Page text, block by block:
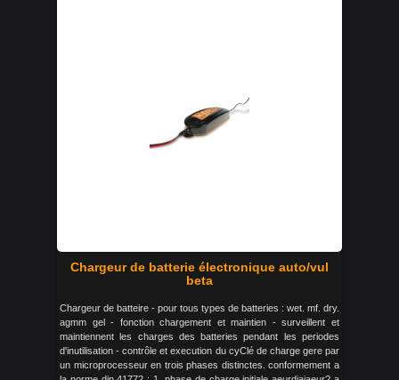
Chargeur de batterie électronique auto/vul
beta
Chargeur de batteire - pour tous types de batteries : wet. mf. dry.
agmm gel - fonction chargement et maintien - surveillent et
maintiennent les charges des batteries pendant les periodes
d'inutilisation - contrôle et execution du cyClé de charge gere par
un microprocesseur en trois phases distinctes. conformement a